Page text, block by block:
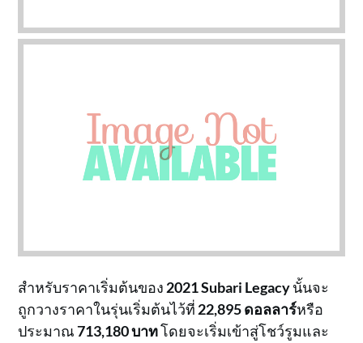
สำหรับราคาเริ่มต้นของ 2021 Subari Legacyนั้นจะ
ถูกวางราคาในรุ่นเริ่มต้นไว้ที่ 22,895 ดอลลาร์หรือ
ประมาณ713,180 บาทโดยจะเริ่มเข้าสู่โชว์รูมและ